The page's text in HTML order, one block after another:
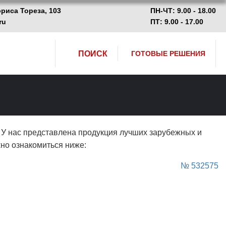
Тореза, 103
ПН-ЧТ: 9.00 - 18.00
ПТ: 9.00 - 17.00
ПОИСК ГОТОВЫЕ РЕШЕНИЯ
нас представлена продукция лучших зарубежных и
ознакомиться ниже:
№ 532575